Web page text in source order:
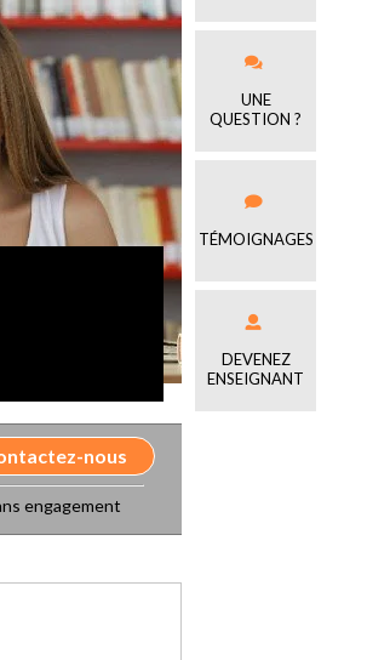
UNE
QUESTION ?
TÉMOIGNAGES
DEVENEZ
ENSEIGNANT
nous
engagement